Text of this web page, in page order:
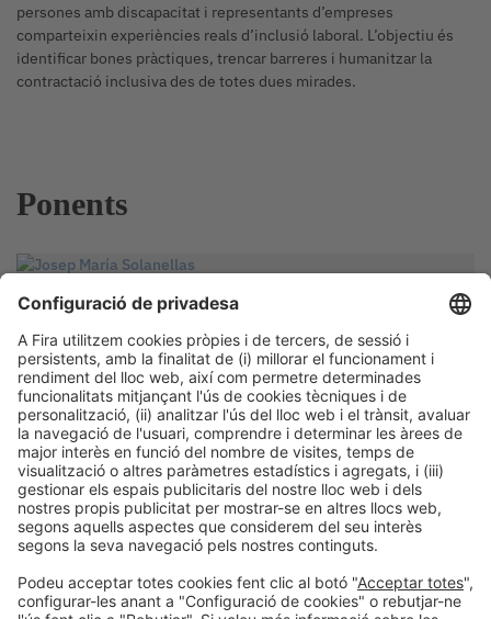
persones amb discapacitat i representants d’empreses
comparteixin experiències reals d’inclusió laboral. L’objectiu és
identificar bones pràctiques, trencar barreres i humanitzar la
contractació inclusiva des de totes dues mirades.
Ponents
Josep María Solanellas
President
Federació de Centres Especials de Catalunya
Barcelona, Espanya
PONENT
Josep Roset Castells